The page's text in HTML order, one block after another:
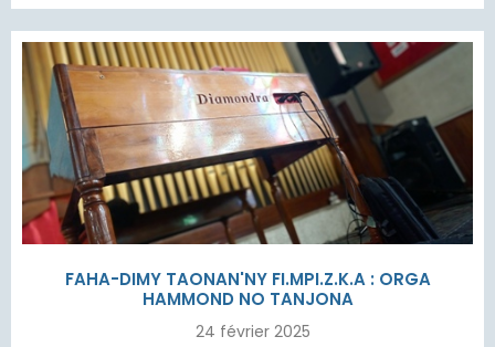
FAHA-DIMY TAONAN'NY FI.MPI.Z.K.A : ORGA
HAMMOND NO TANJONA
24 février 2025